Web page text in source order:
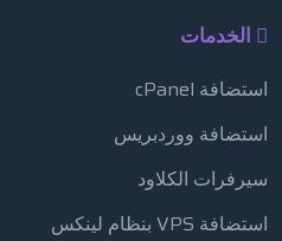
الخدمات
استضافة cPanel
استضافة ووردبريس
سيرفرات الكلاود
استضافة VPS بنظام لينكس